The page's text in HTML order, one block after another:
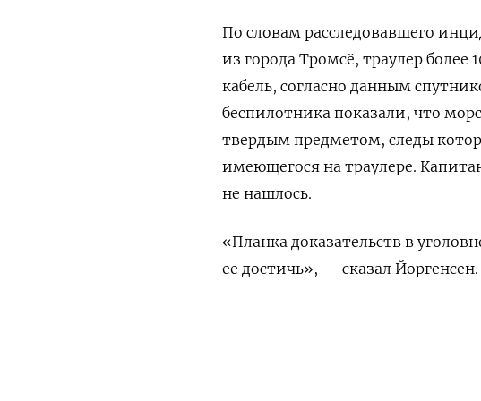
По словам расследовавшего
из города Тромсё, траулер более
кабель, согласно данным
беспилотника показали, что
твердым предметом, следы
имеющегося на траулере.
не нашлось.
«Планка доказательств в
ее достичь», — сказал Йоргенсен.